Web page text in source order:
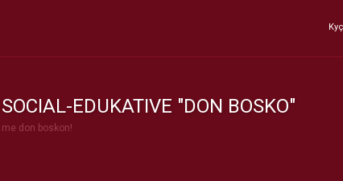
EDUKATIVE "DON BOSKO"
don boskon!